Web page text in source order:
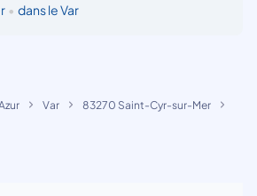
• dans le Var
Var 83270 Saint-Cyr-sur-Mer